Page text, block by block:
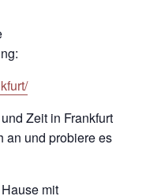
Zeit in Frankfurt
an und probiere es
mit